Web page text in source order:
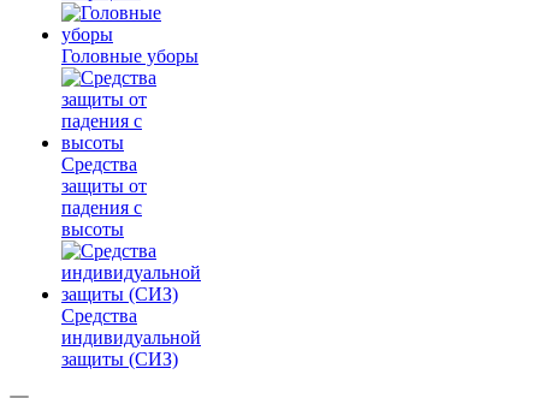
Головные уборы
Средства
защиты от
падения с
высоты
Средства
индивидуальной
защиты (СИЗ)